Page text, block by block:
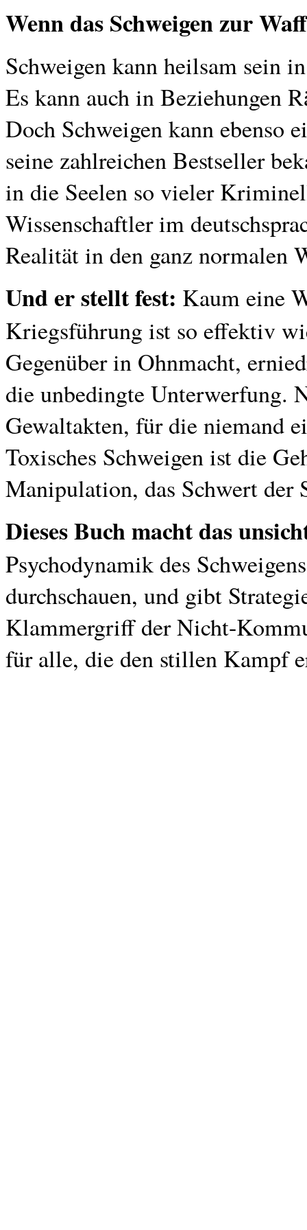
Wenn das Schweigen zur
Schweigen kann heilsam sein
Es kann auch in Beziehungen
Doch Schweigen kann ebenso
seine zahlreichen Bestseller
in die Seelen so vieler
Wissenschaftler im
Realität in den ganz normalen
Und er stellt fest: Kaum eine
Kriegsführung ist so effektiv
Gegenüber in Ohnmacht,
die unbedingte Unterwerfung.
Gewaltakten, für die niemand
Toxisches Schweigen ist die
Manipulation, das Schwert der
Dieses Buch macht das
Psychodynamik des
durchschauen, und gibt
Klammergriff der Nicht-
für alle, die den stillen Kampf